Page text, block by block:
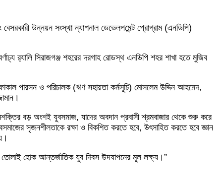
উন্নয়ন সংস্থা ন্যাশনাল ডেভেলপমেন্ট প্রোগ্রাম (এনডিপি)
র‌্যালি সিরাজগঞ্জ শহরের দরগাহ রোডস্থ এনডিপি শহর শাখা হতে মুজিব
পারসন ও পরিচালক (ঋণ সহায়তা কর্মসূচি) মোসলেম উদ্দিন আহমেদ,
বড় অংশই যুবসমাজ, যাদের অবদান প্রবাসী শ্রমবাজার থেকে শুরু করে
সৃজনশীলতাকে রক্ষা ও বিকশিত করতে হবে, উৎসাহিত করতে হবে জ্ঞান
তোলাই হোক আন্তর্জাতিক যুব দিবস উদযাপনের মূল লক্ষ্য।”